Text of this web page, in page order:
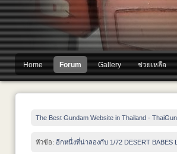
Home Forum Gallery ช่วยเหลือ
The Best Gundam Website in Thailand -
หัวข้อ: อีกหนึ่งที่น่าลองกับ 1/72 DESERT BABES